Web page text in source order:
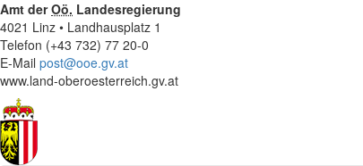
Amt derOö. Landesregierung
4021 Linz • Landhausplatz 1
Telefon (+43 732) 77 20-0
E-Mail post@ooe.gv.at
www.land-oberoesterreich.gv.at